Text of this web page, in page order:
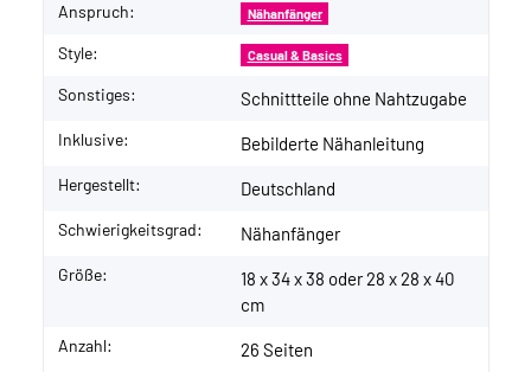
Anspruch: Nähanfänger
Style: Casual & Basics
Sonstiges: Schnittteile ohne Nahtzugabe
Inklusive: Bebilderte Nähanleitung
Hergestellt: Deutschland
Schwierigkeitsgrad: Nähanfänger
Größe:
18 x 34 x 38 oder 28 x 28 x 40
cm
Anzahl: 26 Seiten